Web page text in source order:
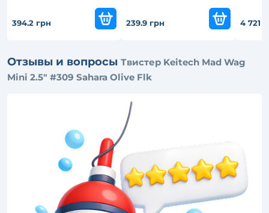
394.2 грн 239.9 грн 4 721
Отзывы и вопросы Твистер Keitech Mad Wag
Mini 2.5" #309 Sahara Olive Flk